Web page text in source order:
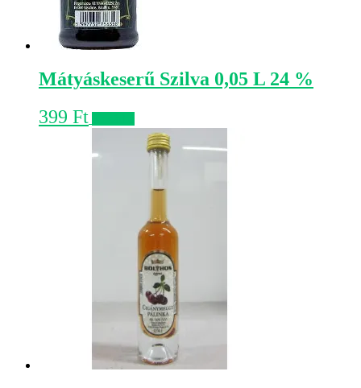
Mátyáskeserű Szilva 0,05 L 24 %
399 Ft